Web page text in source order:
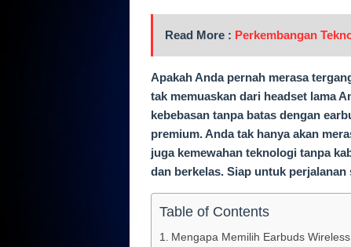
Read More : Perkembangan
Apakah Anda pernah merasa
tak memuaskan dari headset lama
kebebasan tanpa batas dengan
premium. Anda tak hanya akan
juga kemewahan teknologi tanpa
dan berkelas. Siap untuk
Table of Contents
Mengapa Memilih Earbuds